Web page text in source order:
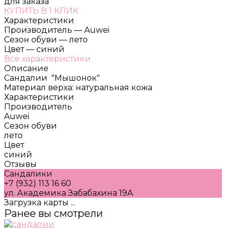
КУПИТЬ В 1 КЛИК
Характеристики
Производитель — Auwei
Сезон обуви — лето
Цвет — синий
Все характеристики
Описание
Сандалии "Мышонок"
Материал верха: натуральная кожа
Характеристики
Производитель
Auwei
Сезон обуви
лето
Цвет
синий
Отзывы
Сандалики
+7 (932) 113 16 60
ул. Академика Забабахина 19А
Загрузка карты ...
Ранее вы смотрели